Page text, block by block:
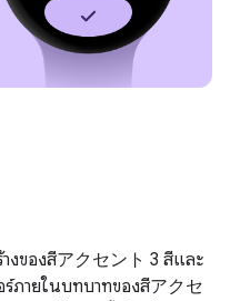
งของสีアクセント 3 สีและ
ภายในบทบาทของสีアクセ